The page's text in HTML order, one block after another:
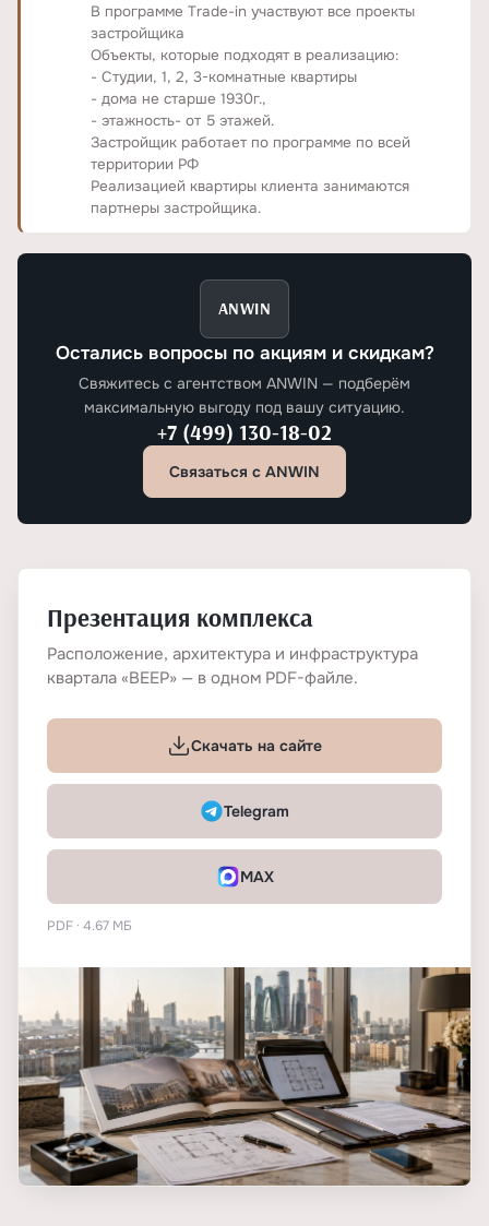
В программе Trade-in участвуют все проекты
застройщика
Объекты, которые подходят в реализацию:
- Студии, 1, 2, 3-комнатные квартиры
- дома не старше 1930г.,
- этажность- от 5 этажей.
Застройщик работает по программе по всей
территории РФ
Реализацией квартиры клиента занимаются
партнеры застройщика.
ANWIN
Остались вопросы по акциям и скидкам?
Свяжитесь с агентством ANWIN — подберём
максимальную выгоду под вашу ситуацию.
+7 (499) 130-18-02
Связаться с ANWIN
Презентация комплекса
Расположение, архитектура и инфраструктура
квартала «ВЕЕР» — в одном PDF-файле.
Скачать на сайте
Telegram
MAX
PDF · 4.67 МБ